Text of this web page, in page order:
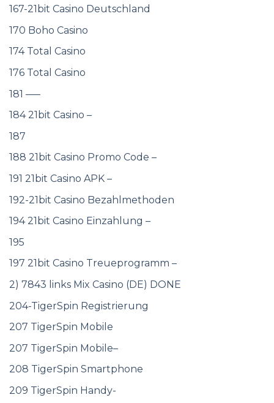
167-21bit Casino Deutschland
170 Boho Casino
174 Total Casino
176 Total Casino
181 —–
184 21bit Casino –
187
188 21bit Casino Promo Code –
191 21bit Casino APK –
192-21bit Casino Bezahlmethoden
194 21bit Casino Einzahlung –
195
197 21bit Casino Treueprogramm –
2) 7843 links Mix Casino (DE) DONE
204-TigerSpin Registrierung
207 TigerSpin Mobile
207 TigerSpin Mobile–
208 TigerSpin Smartphone
209 TigerSpin Handy-